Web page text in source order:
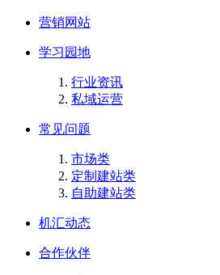
营销网站
学习园地
行业资讯
私域运营
常见问题
市场类
定制建站类
自助建站类
机汇动态
合作伙伴